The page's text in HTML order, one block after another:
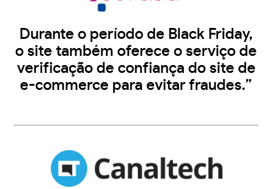
Durante o período de Black Friday,
o site também oferece o serviço de
verificação de confiança do site de
e-commerce para evitar fraudes.”